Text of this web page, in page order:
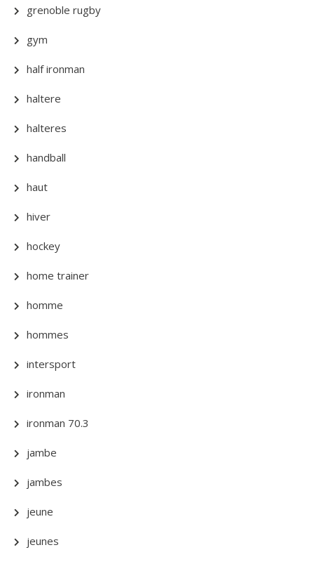
grenoble rugby
gym
half ironman
haltere
halteres
handball
haut
hiver
hockey
home trainer
homme
hommes
intersport
ironman
ironman 70.3
jambe
jambes
jeune
jeunes